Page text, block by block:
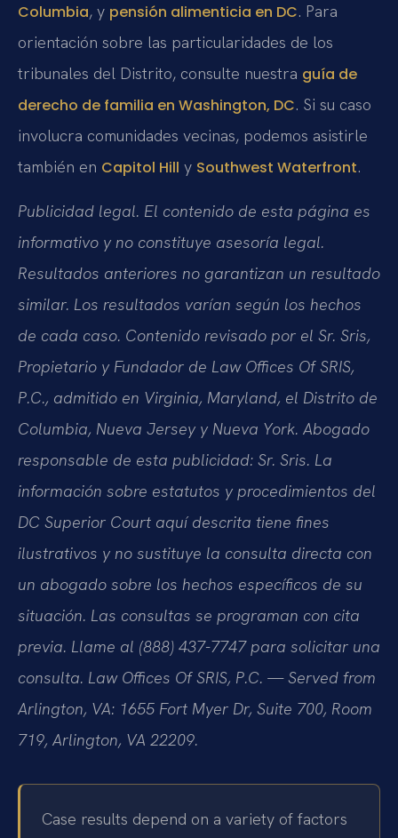
Columbia, y pensión alimenticia en DC. Para
orientación sobre las particularidades de los
tribunales del Distrito, consulte nuestra guía de
derecho de familia en Washington, DC. Si su caso
involucra comunidades vecinas, podemos asistirle
también en Capitol Hill y Southwest Waterfront.
Publicidad legal. El contenido de esta página es
informativo y no constituye asesoría legal.
Resultados anteriores no garantizan un resultado
similar. Los resultados varían según los hechos
de cada caso. Contenido revisado por el Sr. Sris,
Propietario y Fundador de Law Offices Of SRIS,
P.C., admitido en Virginia, Maryland, el Distrito de
Columbia, Nueva Jersey y Nueva York. Abogado
responsable de esta publicidad: Sr. Sris. La
información sobre estatutos y procedimientos del
DC Superior Court aquí descrita tiene fines
ilustrativos y no sustituye la consulta directa con
un abogado sobre los hechos específicos de su
situación. Las consultas se programan con cita
previa. Llame al (888) 437-7747 para solicitar una
consulta. Law Offices Of SRIS, P.C. — Served from
Arlington, VA: 1655 Fort Myer Dr, Suite 700, Room
719, Arlington, VA 22209.
Case results depend on a variety of factors